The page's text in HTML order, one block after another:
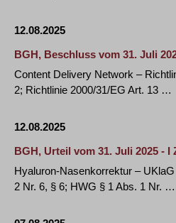
12.08.2025
BGH, Beschluss vom 31. Juli
Content Delivery Network –
2; Richtlinie 2000/31/EG Art. 13 …
12.08.2025
BGH, Urteil vom 31. Juli 2025 - I
Hyaluron-Nasenkorrektur –
2 Nr. 6, § 6; HWG § 1 Abs. 1 Nr. …